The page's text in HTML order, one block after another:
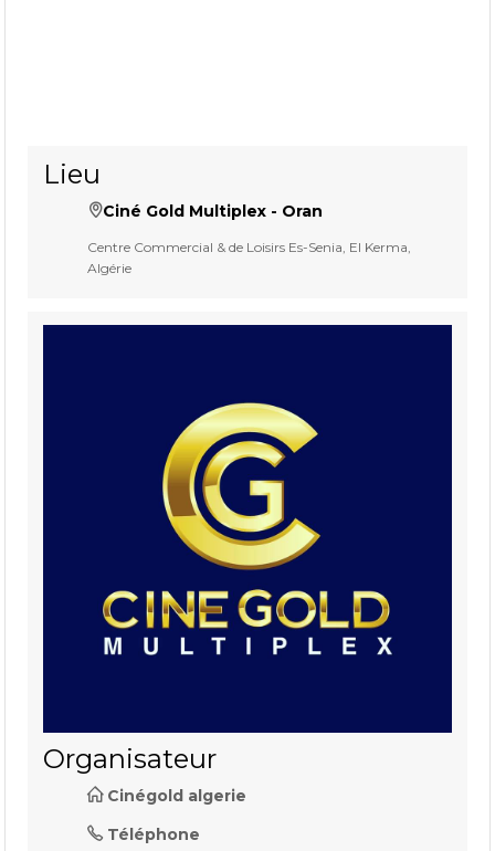
Lieu
Ciné Gold Multiplex - Oran
Centre Commercial & de Loisirs Es-Senia, El Kerma,
Algérie
Organisateur
Cinégold algerie
Téléphone